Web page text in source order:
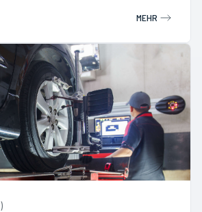
MEHR
)